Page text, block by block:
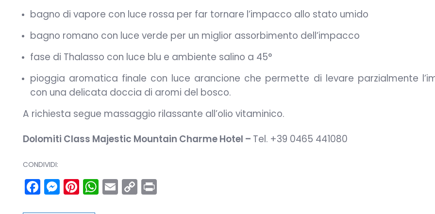
bagno di vapore con luce rossa per far tornare l’impacco allo stato umido
bagno romano con luce verde per un miglior assorbimento dell’impacco
fase di Thalasso con luce blu e ambiente salino a 45°
pioggia aromatica finale con luce arancione che permette di levare parzialmente
con una delicata doccia di aromi del bosco.
A richiesta segue massaggio rilassante all’olio vitaminico.
Dolomiti Class Majestic Mountain Charme Hotel – Tel. +39 0465 441080
CONDIVIDI:
Facebook
Messenger
Pinterest
WhatsApp
Email
Copy
Link